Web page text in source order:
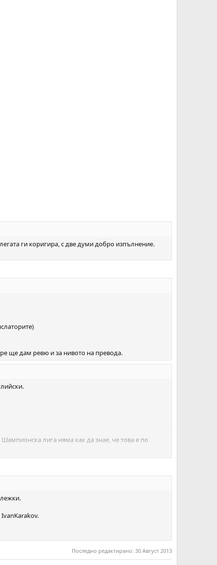
ги коригира, с две думи добро изпълнение.
ще дам ревю и за нивото на превода.
лига няма как да знае, че това е по
Последно редактирано: 30 Август 2013